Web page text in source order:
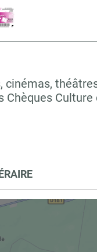
cinémas,
Chèques